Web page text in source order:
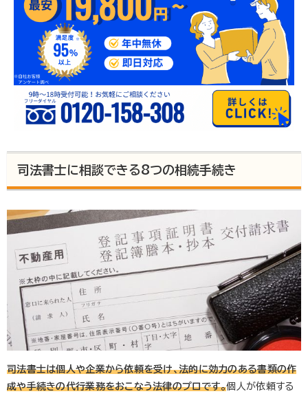
司法書士に相談できる8つの相続手続き
司法書士は個人や企業から依頼を受け、法的に効力のある書類の作
成や手続きの代行業務をおこなう法律のプロです。個人が依頼する